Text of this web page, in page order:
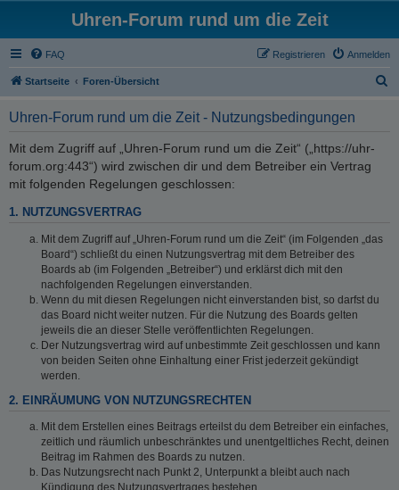
Uhren-Forum rund um die Zeit
FAQ Anmelden
Registrieren
Startseite Foren-Übersicht
Uhren-Forum rund um die Zeit - Nutzungsbedingungen
Mit dem Zugriff auf „Uhren-Forum rund um die Zeit“ („https://uhr-
forum.org:443“) wird zwischen dir und dem Betreiber ein Vertrag
mit folgenden Regelungen geschlossen:
1. NUTZUNGSVERTRAG
Mit dem Zugriff auf „Uhren-Forum rund um die Zeit“ (im Folgenden „das
Board“) schließt du einen Nutzungsvertrag mit dem Betreiber des
Boards ab (im Folgenden „Betreiber“) und erklärst dich mit den
nachfolgenden Regelungen einverstanden.
Wenn du mit diesen Regelungen nicht einverstanden bist, so darfst du
das Board nicht weiter nutzen. Für die Nutzung des Boards gelten
jeweils die an dieser Stelle veröffentlichten Regelungen.
Der Nutzungsvertrag wird auf unbestimmte Zeit geschlossen und kann
von beiden Seiten ohne Einhaltung einer Frist jederzeit gekündigt
werden.
2. EINRÄUMUNG VON NUTZUNGSRECHTEN
Mit dem Erstellen eines Beitrags erteilst du dem Betreiber ein einfaches,
zeitlich und räumlich unbeschränktes und unentgeltliches Recht, deinen
Beitrag im Rahmen des Boards zu nutzen.
Das Nutzungsrecht nach Punkt 2, Unterpunkt a bleibt auch nach